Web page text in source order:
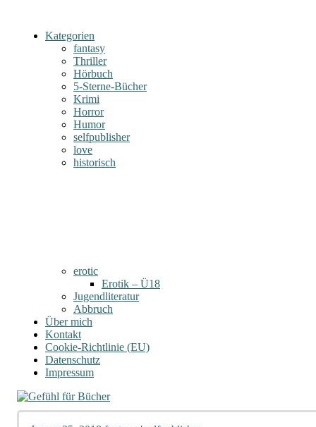
Kategorien
fantasy
Thriller
Hörbuch
5-Sterne-Bücher
Krimi
Horror
Humor
selfpublisher
love
historisch
erotic
Erotik – Ü18
Jugendliteratur
Abbruch
Über mich
Kontakt
Cookie-Richtlinie (EU)
Datenschutz
Impressum